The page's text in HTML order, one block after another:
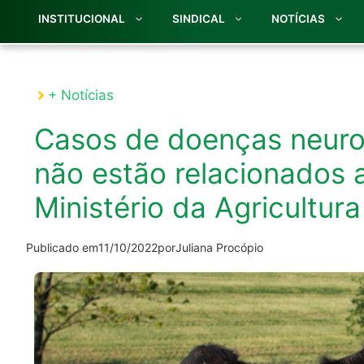
INSTITUCIONAL SINDICAL NOTÍCIAS
+ Notícias
Casos de doenças
não estão relacionados
Ministério da Agricultura
Publicado em11/10/2022porJuliana Procópio